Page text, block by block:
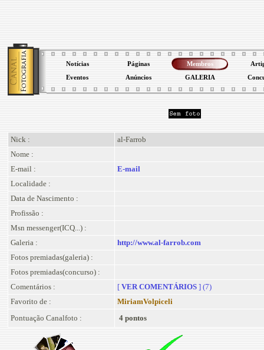
Notícias Páginas Membros
Eventos Anúncios GALERIA
Nick :
al-Farrob
Nome :
E-mail :
E-mail
Localidade :
Data de Nascimento :
Profissão :
Msn messenger(ICQ...) :
Galeria :
http://www.al-farrob.com
Fotos premiadas(galeria) :
Fotos premiadas(concurso) :
Comentários :
[ VER COMENTÁRIOS ] (7)
Favorito de :
MiriamVolpiceli
Pontuação Canalfoto :
4 pontos